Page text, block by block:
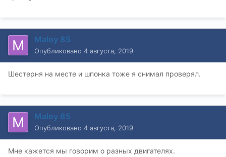
Maloy 85
Опубликовано 4 августа, 2019
Шестерня на месте и шпонка тоже я снимал проверял.
Maloy 85
Опубликовано 4 августа, 2019
Мне кажется мы говорим о разных двигателях.